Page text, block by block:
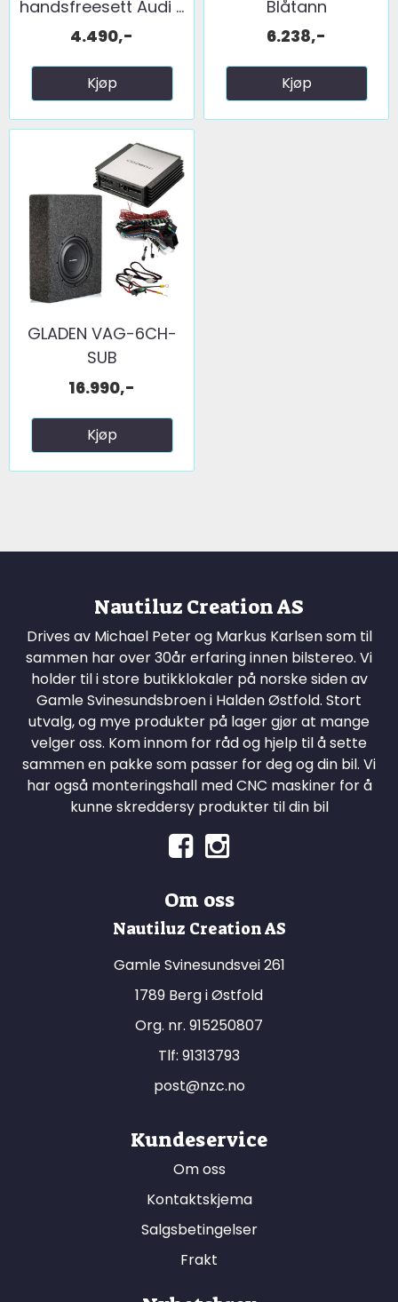
handsfreesett Audi ...
4.490,-
Kjøp
Blåtann
handsfreesett ...
6.238,-
Kjøp
GLADEN VAG-6CH-
SUB
16.990,-
Kjøp
Nautiluz Creation AS
Drives av Michael Peter og Markus Karlsen som til
sammen har over 30år erfaring innen bilstereo. Vi
holder til i store butikklokaler på norske siden av
Gamle Svinesundsbroen i Halden Østfold. Stort
utvalg, og mye produkter på lager gjør at mange
velger oss. Kom innom for råd og hjelp til å sette
sammen en pakke som passer for deg og din bil. Vi
har også monteringshall med CNC maskiner for å
kunne skreddersy produkter til din bil
Om oss
Nautiluz Creation AS
Gamle Svinesundsvei 261
1789 Berg i Østfold
Org. nr. 915250807
Tlf: 91313793
post@nzc.no
Kundeservice
Om oss
Kontaktskjema
Salgsbetingelser
Frakt